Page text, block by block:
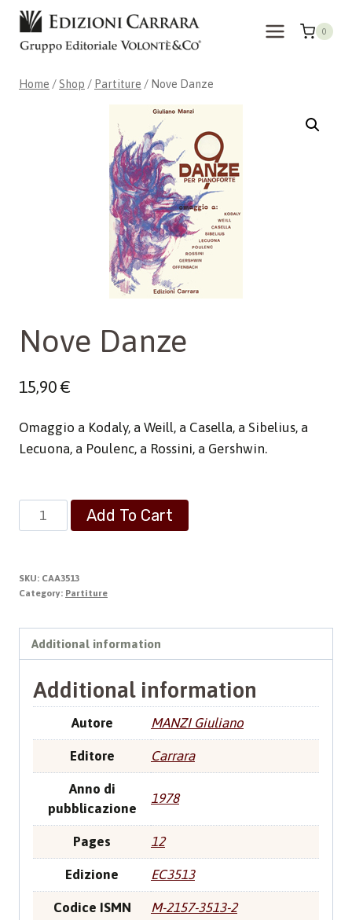
Skip
content
0
Home / Shop / Partiture / Nove Danze
Nove Danze
15,90€
Omaggio a Kodaly, a Weill, a Casella, a Sibelius, a
Lecuona, a Poulenc, a Rossini, a Gershwin.
Nove
Danze
Add To Cart
SKU: CAA3513
Category: Partiture
Additional information
Additional information
Autore MANZI Giuliano
Editore Carrara
Anno di
pubblicazione
1978
Pages 12
Edizione EC3513
Codice ISMN M-2157-3513-2